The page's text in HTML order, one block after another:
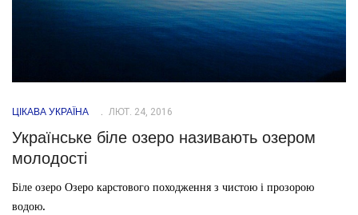
ЦІКАВА УКРАЇНА ЛЮТ. 24, 2016
Українське біле озеро називають озером
молодості
Біле озеро Озеро карстового походження з чистою і прозорою
водою.